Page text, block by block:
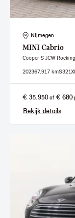
Nijmegen
MINI Cabrio
Cooper S JCW
202367.917 km
€ 35.950 of € 680
Bekijk details